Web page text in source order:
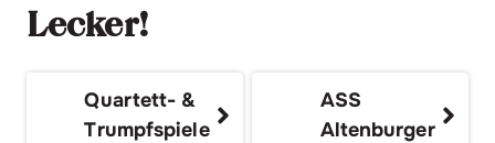
Lecker!
Quartett- &
Trumpfspiele
ASS
Altenburger